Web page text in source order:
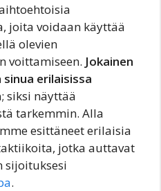
joita voidaan käyttää
olevien
voittamiseen. Jokainen
erilaisissa
; siksi näyttää
tarkemmin. Alla
esittäneet erilaisia
jotka auttavat
sijoituksesi
.